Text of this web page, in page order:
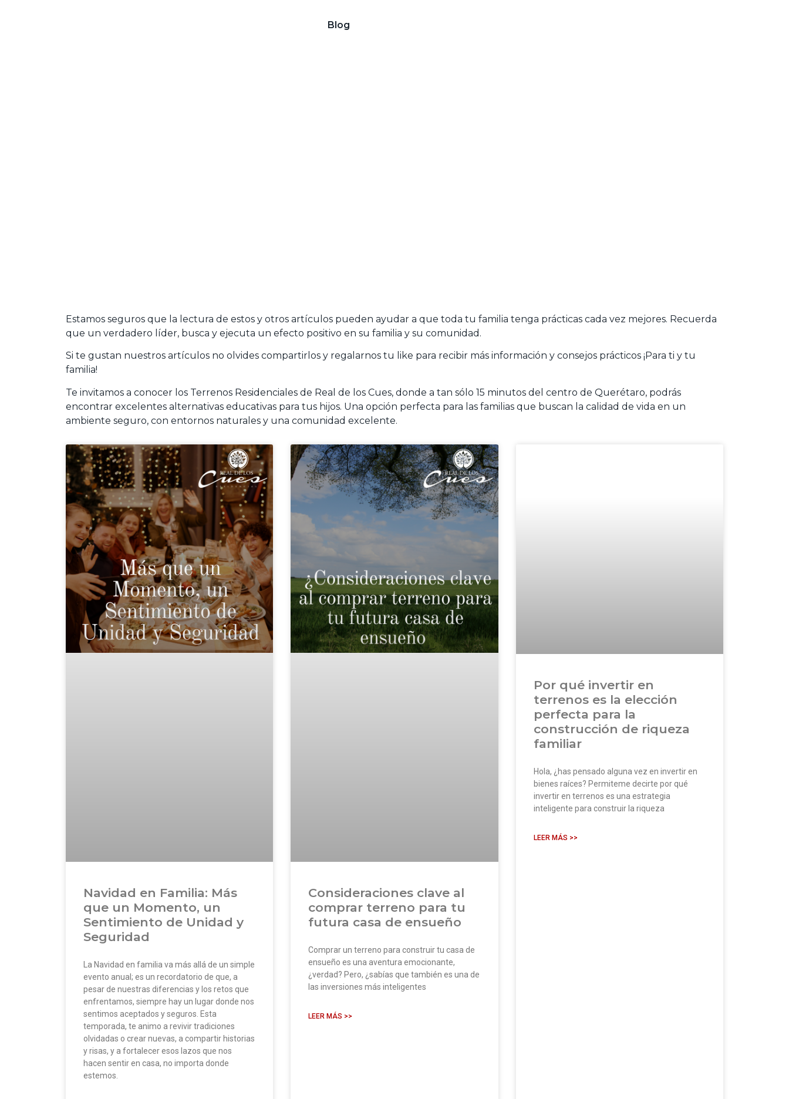
Blog
Estamos seguros que la lectura de estos y otros artículos pueden ayudar a que toda tu familia tenga prácticas cada vez mejores. Recuerda
que un verdadero líder, busca y ejecuta un efecto positivo en su familia y su comunidad.
Si te gustan nuestros artículos no olvides compartirlos y regalarnos tu like para recibir más información y consejos prácticos ¡Para ti y tu
familia!
Te invitamos a conocer los Terrenos Residenciales de Real de los Cues, donde a tan sólo 15 minutos del centro de Querétaro, podrás
encontrar excelentes alternativas educativas para tus hijos. Una opción perfecta para las familias que buscan la calidad de vida en un
ambiente seguro, con entornos naturales y una comunidad excelente.
Navidad en Familia: Más
que un Momento, un
Sentimiento de Unidad y
Seguridad
La Navidad en familia va más allá de un simple
evento anual; es un recordatorio de que, a
pesar de nuestras diferencias y los retos que
enfrentamos, siempre hay un lugar donde nos
sentimos aceptados y seguros. Esta
temporada, te animo a revivir tradiciones
olvidadas o crear nuevas, a compartir historias
y risas, y a fortalecer esos lazos que nos
hacen sentir en casa, no importa donde
estemos.
Consideraciones clave al
comprar terreno para tu
futura casa de ensueño
Comprar un terreno para construir tu casa de
ensueño es una aventura emocionante,
¿verdad? Pero, ¿sabías que también es una de
las inversiones más inteligentes
LEER MÁS >>
Por qué invertir en
terrenos es la elección
perfecta para la
construcción de riqueza
familiar
Hola, ¿has pensado alguna vez en invertir en
bienes raíces? Permiteme decirte por qué
invertir en terrenos es una estrategia
inteligente para construir la riqueza
LEER MÁS >>